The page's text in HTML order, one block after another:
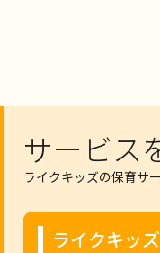
サービス
ライクキッズの保育サ
ライクキッ